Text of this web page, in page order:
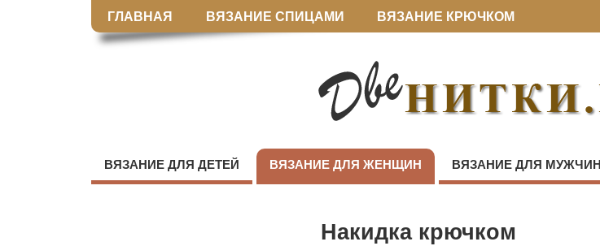
ГЛАВНАЯ ВЯЗАНИЕ СПИЦАМИ ВЯЗАНИЕ КРЮЧКОМ
ВЯЗАНИЕ ДЛЯ ДЕТЕЙ ВЯЗАНИЕ ДЛЯ ЖЕНЩИН ВЯЗАНИЕ ДЛЯ МУЖЧИН
Накидка крючком